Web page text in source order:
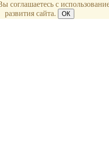
соглашаетесь с
развития сайта.
ОК